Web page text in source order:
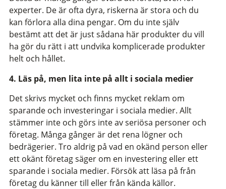
experter. De är ofta dyra, riskerna är stora och du
kan förlora alla dina pengar. Om du inte själv
bestämt att det är just sådana här produkter du vill
ha gör du rätt i att undvika komplicerade produkter
helt och hållet.
4. Läs på, men lita inte på allt i sociala medier
Det skrivs mycket och finns mycket reklam om
sparande och investeringar i sociala medier. Allt
stämmer inte och görs inte av seriösa personer och
företag. Många gånger är det rena lögner och
bedrägerier. Tro aldrig på vad en okänd person eller
ett okänt företag säger om en investering eller ett
sparande i sociala medier. Försök att läsa på från
företag du känner till eller från kända källor.